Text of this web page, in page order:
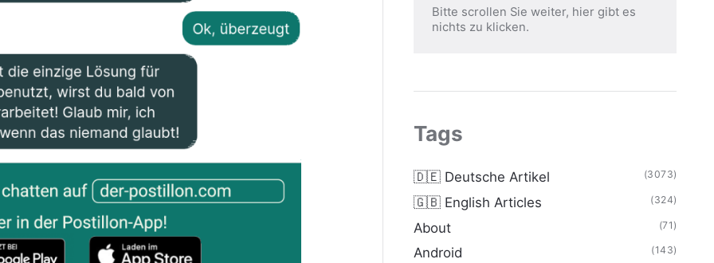
Bitte scrollen Sie weiter, hier gibt es
nichts zu klicken.
Tags
🇩🇪 Deutsche Artikel (3073)
🇬🇧 English Articles (324)
About (71)
Android (143)